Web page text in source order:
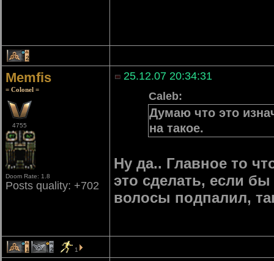
2
Memfis
= Colonel =
4755
Doom Rate: 1.8
Posts quality: +702
25.12.07 20:34:31
Caleb:
Думаю что это
на такое.
Ну да.. Главное то
это сделать, если
волосы подпалил,
1 2 1